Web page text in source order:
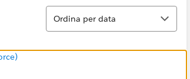
Ordina
Ordina per data